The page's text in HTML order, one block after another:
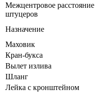
Межцентровое расстояние
штуцеров
Назначение
Маховик
Кран-букса
Вылет излива
Шланг
Лейка с кронштейном